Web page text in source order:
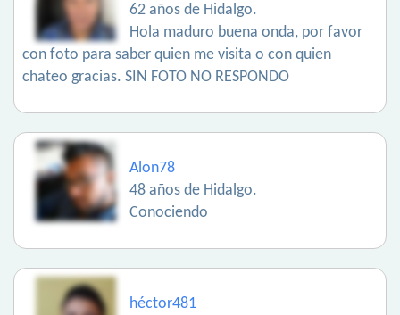
62 años de Hidalgo.
Hola maduro buena onda, por favor
con foto para saber quien me visita o con quien
chateo gracias. SIN FOTO NO RESPONDO
Alon78
48 años de Hidalgo.
Conociendo
héctor481